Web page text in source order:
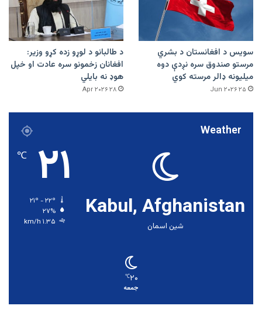
سویس د افغانستان د بشري
مرستو صندوق سره نږدې دوه
میلیونه ډالر مرسته کوي
۲۵ Jun ۲۰۲۶
د طالبانو د لوړو زده کړو وزیر:
افغانان زخمونو سره عادت او خپل
هوډ نه بایلي
۲۸ Apr ۲۰۲۶
Weather
Kabul, Afghanistan
شین اسمان
۲۱ ℃
۲۷%
۱.۳۵ km/h
۲۰℃
جمعه